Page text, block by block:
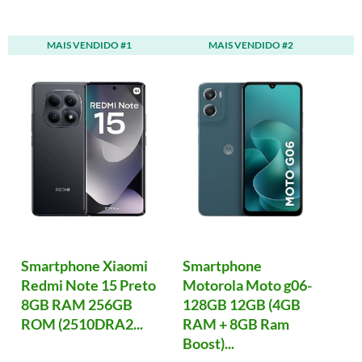
MAIS VENDIDO #1
Smartphone Xiaomi
Redmi Note 15 Preto
8GB RAM 256GB
ROM (2510DRA2...
MAIS VENDIDO #2
Smartphone
Motorola Moto g06-
128GB 12GB (4GB
RAM + 8GB Ram
Boost)...